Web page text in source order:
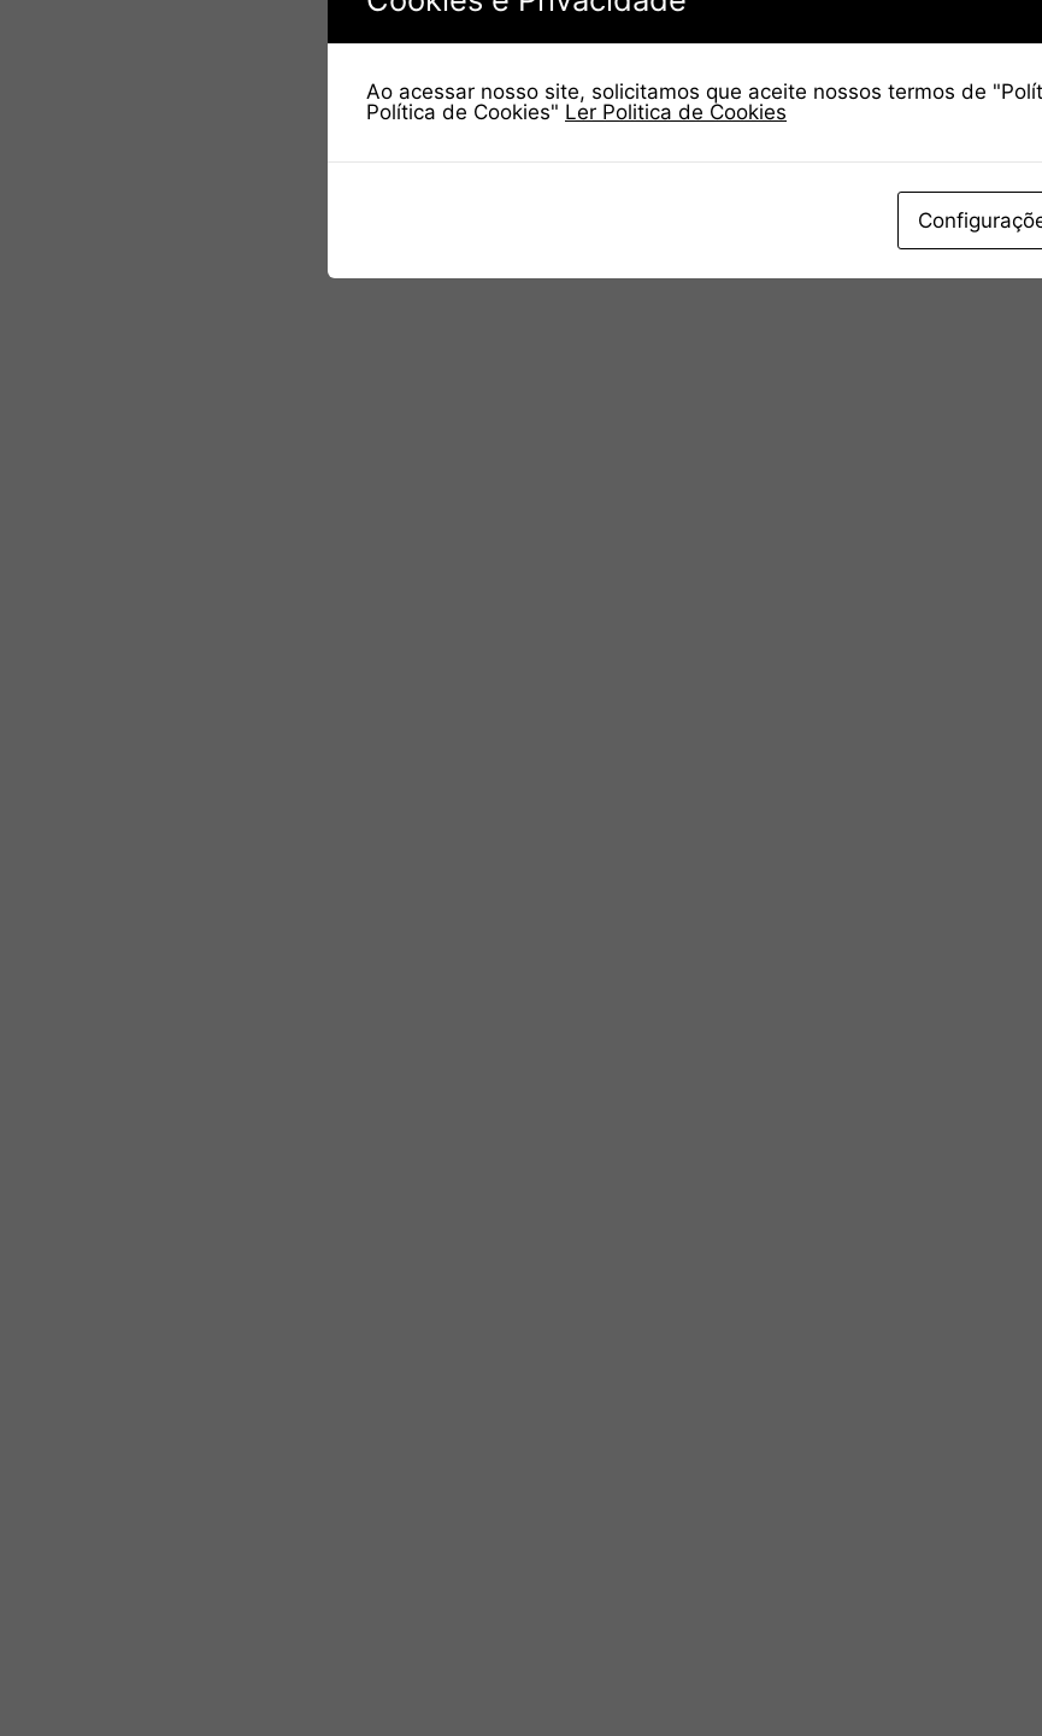
Ao acessar nosso site, solicitamos que aceite nossos termos de
Política de Cookies" Ler Politica de Cookies